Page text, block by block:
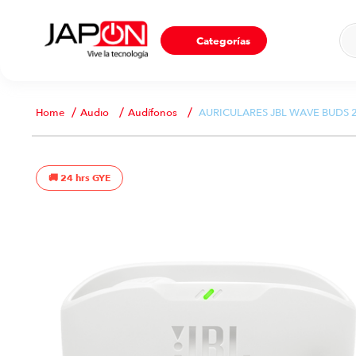
Categorías
Audio Audífonos AURICULARES JBL WAVE
24 hrs GYE